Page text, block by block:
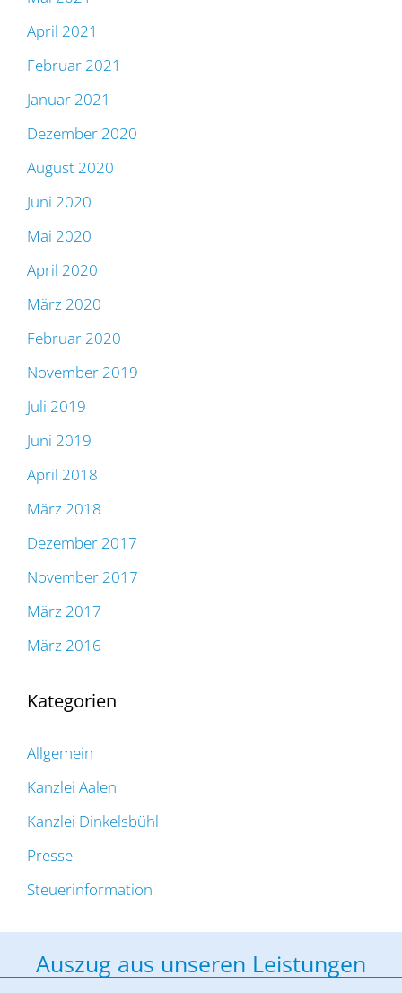
April 2021
Februar 2021
Januar 2021
Dezember 2020
August 2020
Juni 2020
Mai 2020
April 2020
März 2020
Februar 2020
November 2019
Juli 2019
Juni 2019
April 2018
März 2018
Dezember 2017
November 2017
März 2017
März 2016
Kategorien
Allgemein
Kanzlei Aalen
Kanzlei Dinkelsbühl
Presse
Steuerinformation
Auszug aus unseren Leistungen